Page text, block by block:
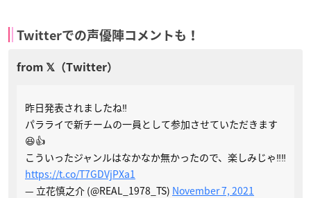
Twitterでの声優陣コメントも！
昨日発表されましたね‼️
パラライで新チームの一員として参加させていただきます
😆👍
こういったジャンルはなかなか無かったので、楽しみじゃ‼️‼️
https://t.co/T7GDVjPXa1
— 立花慎之介 (@REAL_1978_TS) November 7, 2021